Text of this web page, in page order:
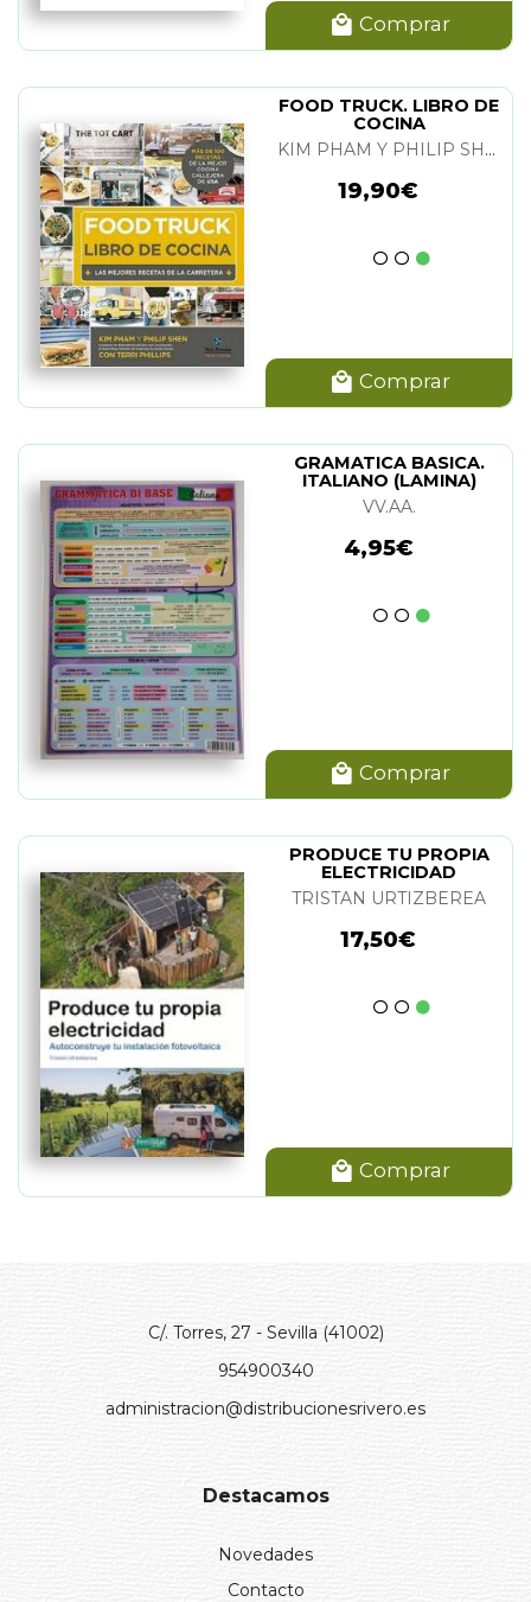
Comprar
FOOD TRUCK. LIBRO DE
COCINA
KIM PHAM Y PHILIP SHEN
19,90€
Comprar
GRAMATICA BASICA.
ITALIANO (LAMINA)
VV.AA.
4,95€
Comprar
PRODUCE TU PROPIA
ELECTRICIDAD
TRISTAN URTIZBEREA
17,50€
Comprar
C/. Torres, 27 - Sevilla (41002)
954900340
administracion@distribucionesrivero.es
Destacamos
Novedades
Contacto